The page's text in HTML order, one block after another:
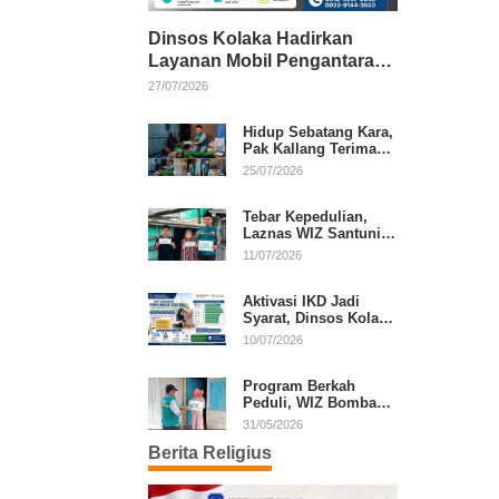
Dinsos Kolaka Hadirkan
Layanan Mobil Pengantaran
Gratis bagi Pasien Penerima
27/07/2026
Hidup Sebatang Kara,
Pak Kallang Terima
Bantuan dari Laznas
25/07/2026
Tebar Kepedulian,
Laznas WIZ Santuni
Anak Yatim dan
11/07/2026
Aktivasi IKD Jadi
Syarat, Dinsos Kolaka
Sosialisasikan
10/07/2026
Program Berkah
Peduli, WIZ Bombana
Bantu Lansia dan
31/05/2026
Berita Religius